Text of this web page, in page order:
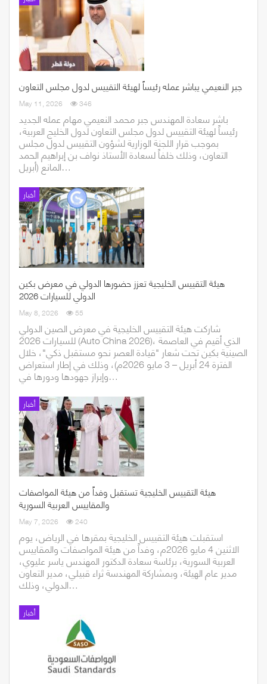
جبر النعيمي يباشر عمله رئيساً لهيئة التقييس لدول مجلس التعاون
May 11, 2026 346
باشر سعادة المهندس جبر محمد النعيمي مهام عمله الجديد
رئيساً لهيئة التقييس لدول مجلس التعاون لدول الخليج العربية،
بموجب قرار اللجنة الوزارية لشؤون التقييس لدول مجلس
التعاون، وذلك خلفاً لسعادة الأستاذ نواف بن إبراهيم الحمد
المانع (أبريل…
أخبار
هيئة التقييس الخليجية تعزز حضورها الدولي في معرض بكين
الدولي للسيارات 2026
May 8, 2026 55
شاركت هيئة التقييس الخليجية في معرض الصين الدولي
للسيارات 2026 (Auto China 2026)، الذي أقيم في العاصمة
الصينية بكين تحت شعار "قيادة العصر نحو مستقبل ذكي"، خلال
الفترة 24 أبريل – 3 مايو 2026م)، وذلك في إطار استعراض
وإبراز جهودها ودورها في…
أخبار
هيئة التقييس الخليجية تستقبل وفداً من هيئة المواصفات
والمقاييس العربية السورية
May 7, 2026 240
استقبلت هيئة التقييس الخليجية بمقرها في الرياض، يوم
الاثنين 4 مايو 2026م، وفداً من هيئة المواصفات والمقاييس
العربية السورية، برئاسة سعادة الدكتور المهندس ياسر عليوي،
مدير عام الهيئة، وبمشاركة المهندسة ثراء قبيلي، مدير التعاون
الدولي، وذلك…
أخبار